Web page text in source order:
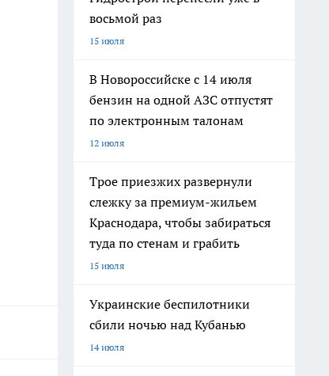
восьмой раз
15 июля
В Новороссийске с 14 июля
бензин на одной АЗС отпустят
по электронным талонам
12 июля
Трое приезжих развернули
слежку за премиум-жильем
Краснодара, чтобы забираться
туда по стенам и грабить
15 июля
Украинские беспилотники
сбили ночью над Кубанью
14 июля